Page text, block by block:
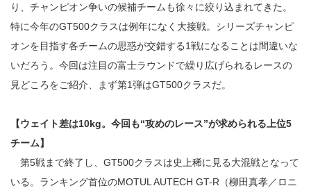
り、チャンピオン争いの候補チームも徐々に絞り込まれてきた。
特に今年のGT500クラスは例年になく大接戦。シリーズチャンピ
オンを目指す各チームの思惑が交錯する1戦になることは間違いな
いだろう。今回は注目の富士ラウンドで繰り広げられるレースの
見どころをご紹介、まず第1弾はGT500クラスだ。
【ウェイト差は10kg。今回も“攻めのレース”が求められる上位5
チーム】
第5戦まで終了し、GT500クラスは史上稀に見る大混戦となって
いる。ランキング首位のMOTUL AUTECH GT-R（柳田真孝／ロニ